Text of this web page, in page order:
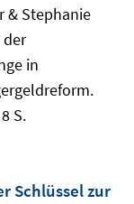
& Stephanie
der
in
S.
Schlüssel zur